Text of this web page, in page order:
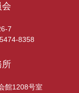
会
7
8358
所
館1208号室